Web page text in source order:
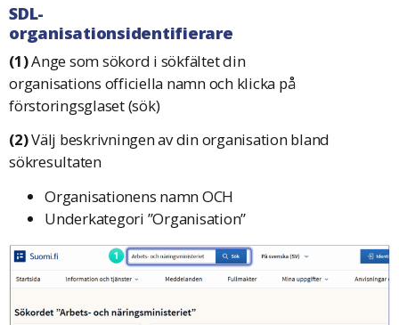
SDL-
organisationsidentifierare
(1)Ange som sökord i sökfältetdin
organisations officiella namnoch klicka på
förstoringsglaset (sök)
(2)Välj beskrivningen av din organisation bland
sökresultaten
Organisationens namnOCH
Underkategori ”Organisation”